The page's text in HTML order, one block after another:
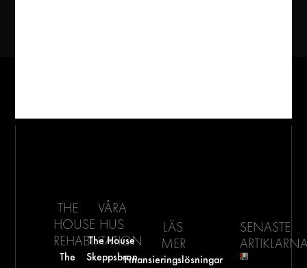
THE
HOUSE
REHABILITATION
The
VÅRA
HUS
The House
Skeppsbron
LÄS
MER
Finansieringslösningar
SENASTE